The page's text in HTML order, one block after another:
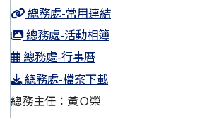
總務處-常用連結
總務處-活動相簿
總務處-行事曆
總務處-檔案下載
總務主任：黃Ｏ榮